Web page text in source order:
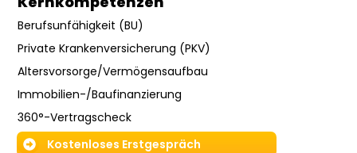
Berufsunfähigkeit (BU)
Private Krankenversicherung (PKV)
Altersvorsorge/Vermögensaufbau
Immobilien-/Baufinanzierung
360°-Vertragscheck
Kostenloses Erstgespräch